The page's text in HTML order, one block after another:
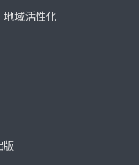
地域活性化
版